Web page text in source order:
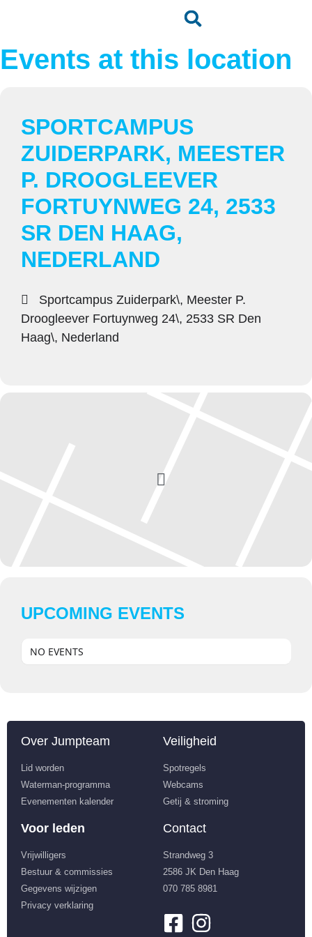
Events at this location
SPORTCAMPUS
ZUIDERPARK, MEESTER
P. DROOGLEEVER
FORTUYNWEG 24, 2533
SR DEN HAAG,
NEDERLAND
Sportcampus Zuiderpark\, Meester P.
Droogleever Fortuynweg 24\, 2533 SR Den
Haag\, Nederland
UPCOMING EVENTS
NO EVENTS
Over Jumpteam
Lid worden
Waterman-programma
Evenementen kalender
Veiligheid
Spotregels
Webcams
Getij & stroming
Voor leden
Vrijwilligers
Bestuur & commissies
Gegevens wijzigen
Privacy verklaring
Contact
Strandweg 3
2586 JK Den Haag
070 785 8981